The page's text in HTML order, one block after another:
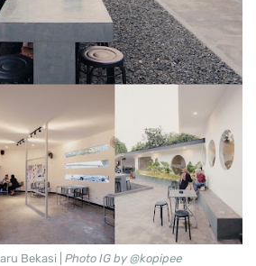
Bekasi | Photo IG by @kopipee